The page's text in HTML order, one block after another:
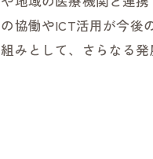
協働やICT活用が今
みとして、さらなる発